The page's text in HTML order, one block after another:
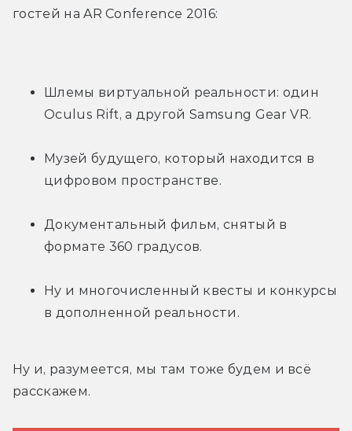
гостей на AR Conference 2016:
Шлемы виртуальной реальности: один
Oculus Rift, а другой Samsung Gear VR.
Музей будущего, который находится в
цифровом пространстве.
Документальный фильм, снятый в
формате 360 градусов.
Ну и многочисленный квесты и конкурсы
в дополненной реальности.
Ну и, разумеется, мы там тоже будем и всё
расскажем.